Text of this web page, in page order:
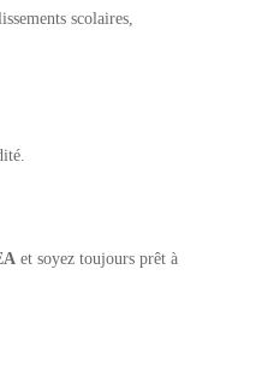
scolaires,
et soyez toujours prêt à